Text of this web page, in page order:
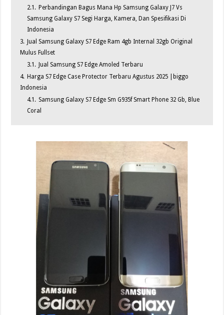
2.1. Perbandingan Bagus Mana Hp Samsung Galaxy J7 Vs
Samsung Galaxy S7 Segi Harga, Kamera, Dan Spesifikasi Di
Indonesia
3. Jual Samsung Galaxy S7 Edge Ram 4gb Internal 32gb Original
Mulus Fullset
3.1. Jual Samsung S7 Edge Amoled Terbaru
4. Harga S7 Edge Case Protector Terbaru Agustus 2025 |biggo
Indonesia
4.1. Samsung Galaxy S7 Edge Sm G935f Smart Phone 32 Gb, Blue
Coral